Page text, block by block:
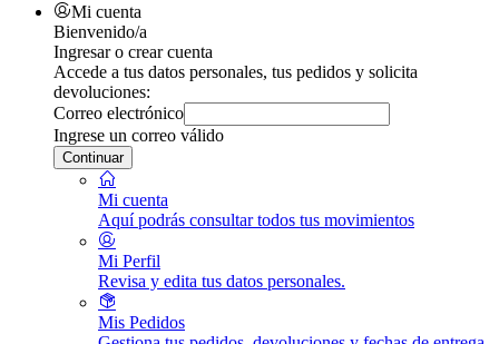
Mi cuenta
Bienvenido/a
Ingresar o crear cuenta
Accede a tus datos personales, tus pedidos y solicita
devoluciones:
Correo electrónico
Ingrese un correo válido
Continuar
Mi cuenta
Aquí podrás consultar todos tus movimientos
Mi Perfil
Revisa y edita tus datos personales.
Mis Pedidos